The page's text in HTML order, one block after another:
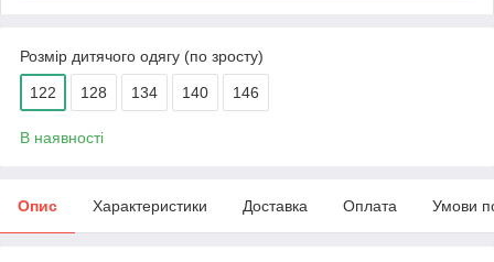
Розмір дитячого одягу (по зросту)
122 128 134 140 146
В наявності
Опис Характеристики Доставка Оплата Умови